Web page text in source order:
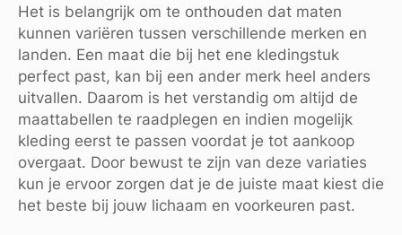
Het is belangrijk om te onthouden dat maten
kunnen variëren tussen verschillende merken en
landen. Een maat die bij het ene kledingstuk
perfect past, kan bij een ander merk heel anders
uitvallen. Daarom is het verstandig om altijd de
maattabellen te raadplegen en indien mogelijk
kleding eerst te passen voordat je tot aankoop
overgaat. Door bewust te zijn van deze variaties
kun je ervoor zorgen dat je de juiste maat kiest die
het beste bij jouw lichaam en voorkeuren past.